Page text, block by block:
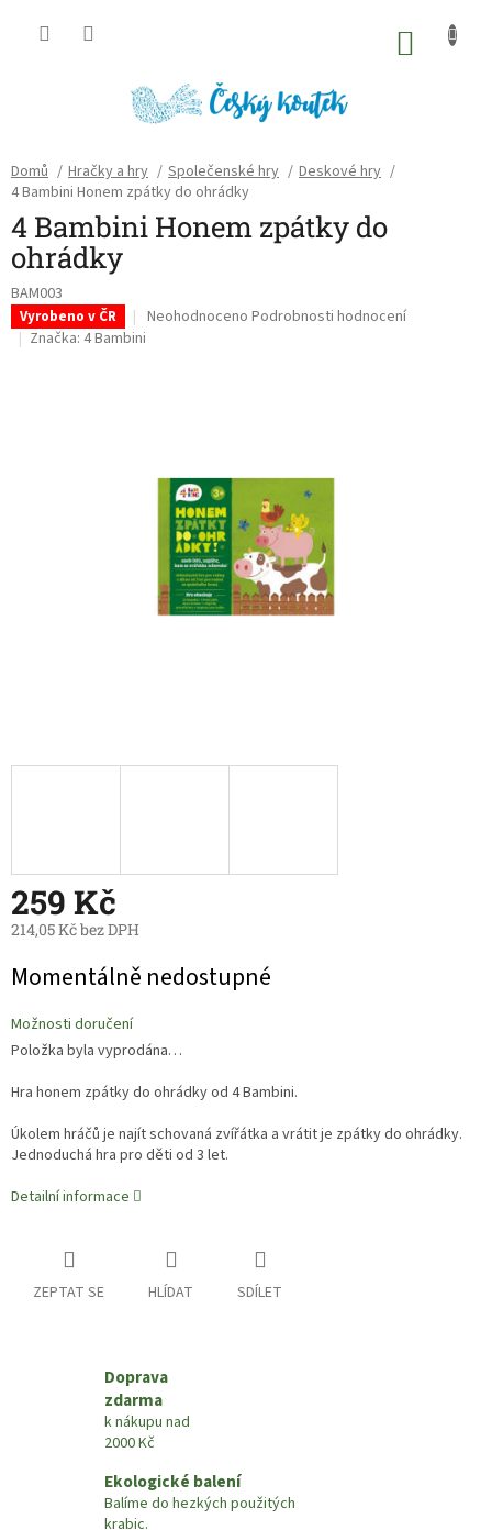
Domů / Hračky a hry / Společenské hry / Deskové hry /
4 Bambini Honem zpátky do ohrádky
4 Bambini Honem zpátky do
ohrádky
BAM003
Vyrobeno v ČR
Průměrné
Neohodnoceno Podrobnosti hodnocení
Značka: 4 Bambini
259 Kč
214,05 Kč bez DPH
cena:
Momentálně nedostupné
Možnosti doručení
Položka byla vyprodána…
Hra honem zpátky do ohrádky od 4 Bambini.
Úkolem hráčů je najít schovaná zvířátka a vrátit je zpátky do ohrádky.
Jednoduchá hra pro děti od 3 let.
Detailní informace
ZEPTAT SE HLÍDAT SDÍLET
Doprava
zdarma
k nákupu nad
2000 Kč
Ekologické balení
Balíme do hezkých použitých
krabic.